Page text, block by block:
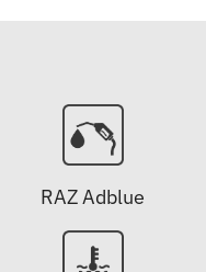
RAZ Adblue